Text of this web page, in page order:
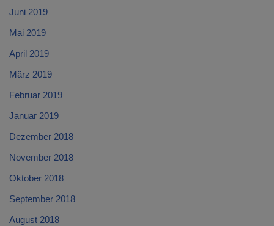
Juni 2019
Mai 2019
April 2019
März 2019
Februar 2019
Januar 2019
Dezember 2018
November 2018
Oktober 2018
September 2018
August 2018